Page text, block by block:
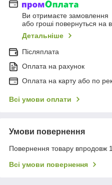
Ви отримаєте замовлення
або гроші повернуться на
Детальніше
Післяплата
Оплата на рахунок
Оплата на карту або по
Всі умови оплати
Умови повернення
Повернення товару впродовж
Всі умови повернення